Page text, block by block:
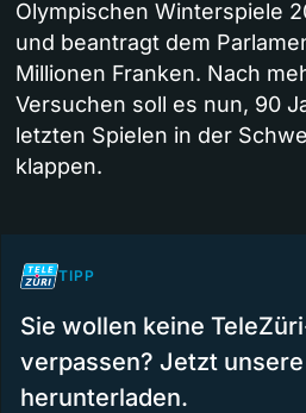
Olympischen Winterspiele
und beantragt dem
Millionen Franken. Nach
Versuchen soll es nun, 90
letzten Spielen in der
klappen.
TIPP
Sie wollen keine
verpassen? Jetzt
herunterladen.